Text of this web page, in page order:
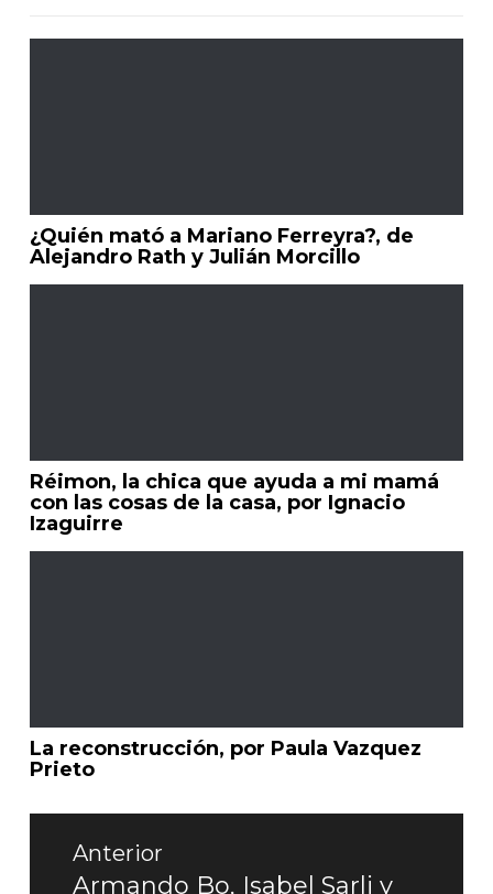
¿Quién mató a Mariano Ferreyra?, de
Alejandro Rath y Julián Morcillo
Réimon, la chica que ayuda a mi mamá
con las cosas de la casa, por Ignacio
Izaguirre
La reconstrucción, por Paula Vazquez
Prieto
Navegación
Anterior
Entrada
Armando Bo, Isabel Sarli y